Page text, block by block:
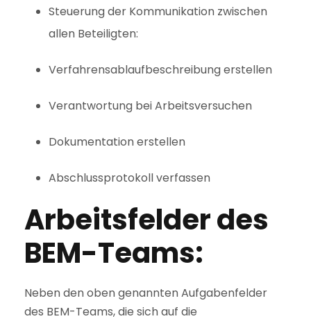
Steuerung der Kommunikation zwischen
allen Beteiligten:
Verfahrensablaufbeschreibung erstellen
Verantwortung bei Arbeitsversuchen
Dokumentation erstellen
Abschlussprotokoll verfassen
Arbeitsfelder des
BEM-Teams:
Neben den oben genannten Aufgabenfelder
des BEM-Teams, die sich auf die